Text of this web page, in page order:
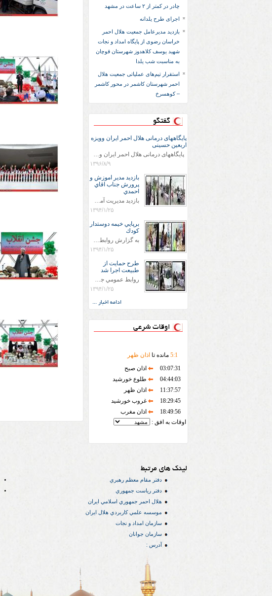
چادر در کمتر از ۲ ساعت در مشهد
اجرای طرح یلدانه
بازدید مدیرعامل جمعیت هلال احمر
خراسان رضوی از پایگاه امداد و نجات
شهید یوسف کلاهدوز شهرستان قوچان
به مناسبت شب یلدا
استقرار تیم‌های عملیاتی جمعیت هلال
احمر شهرستان کاشمر در محور کاشمر
– کوهسرخ
گفتگو
پایگاههای درمانی هلال احمر ایران وویزه
اربعین حسینی
پایگاههای درمانی هلال احمر ایران وویزه اربعین حسینی
۱۳۹۶/۸/۹
بازديد مدير اموزش و
پرورش جناب اقاي
احمدي
بازديد مديريت آموزش و پروش جناب اقاي احمدي به همراه اعضاي ستاد اسكان آموزش و پروش شهرستان سرخس در ساعت 11:30 در مورخه 11/1/1394 صورت گرفت و مسئولین با حضور در پست مسافرين نوروزی كه جمعیت هلال احمر شهرستان از نزدیک در جریان روند اجرای طرح های قرار گرفتند .
۱۳۹۴/۱/۲۵
برپايي خيمه دوستدار
كودك
به گزارش روابط عمومي جمعيت هلال احمر شهرستان سرخس علاوه بر اجرای خدمات امدادی، راهنمایی های گردشگری و موقعیت های جغرافیایی و برپایی چادرهای سلامت به منظور سنجش رایگان فشار و قندخون مسافران، ، خيمه هايي.با عنوان دوستدار کودک تجهیزشده که دراین فضا کودکان مراجعه کننده از طریق نقاشی و سایر هنرهای تجسمی با مفاهیم جمعیت هلال احمر و اصول هفتگانه آن آشنا می شوند. به دليل حضور چشم گير كودكان و خانواده ها سعی شده در قالب های متناسب با سنین کودکان مراجعه کنند
۱۳۹۴/۱/۲۵
طرح حمايت از
طبيعت اجرا شد
روابط عمومي جمعيت هلال احمر سرخس جمعيت هلال احمر سرخس در روز طبيعت جوانان جمعيت هلال احمر سرخس در راستاي حفاظت و حمايت از محيط زيست با انگيزه داشتن طبيعت زيبا و بدون زباله و جهت فرهنگ سازي طرح حمايت از طبيعت را اجرا نمودند. اين طرح با رويكرد حمايتي و اموزشي در خصوص اشتي باطبيعت اجرا شد و در اين طرح 700 عدد كيسه زباله وبروشور در خروجي هاي شهر بين همشهريان و مسافرين نوروزي توزيع گرديد و در راه بازگشت كيسه هاي زباله توسط همشهريان به مامورين محترم شهرداري مستقر در ورودي شهر
۱۳۹۴/۱/۲۵
ادامه اخبار ...
اوقات شرعی
5:1 مانده تا اذان ظهر
03:07:31
اذان صبح
04:44:03
طلوع خورشید
11:37:57
اذان ظهر
18:29:45
غروب خورشید
18:49:56
اذان مغرب
اوقات به افق :
لینک های مرتبط
دفتر مقام معظم رهبري
دفتر رياست جمهوري
هلال احمر جمهوري اسلامي ايران
موسسه علمي كاربردي هلال ایران
سازمان امداد و نجات
سازمان جوانان
آدرس :